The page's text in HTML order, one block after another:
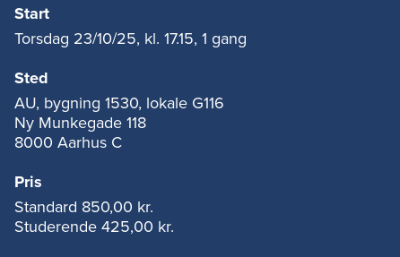
Start
Torsdag 23/10/25, kl. 17.15, 1 gang
Sted
AU, bygning 1530, lokale G116
Ny Munkegade 118
8000 Aarhus C
Pris
Standard 850,00 kr.
Studerende 425,00 kr.